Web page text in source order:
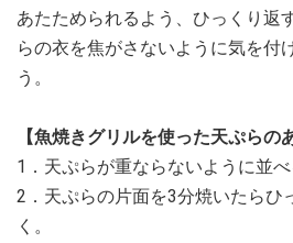
あたためられるよう、ひっくり返
らの衣を焦がさないように気を付
う。
【魚焼きグリルを使った天ぷらの
1．天ぷらが重ならないように並べ
2．天ぷらの片面を3分焼いたらひ
く。